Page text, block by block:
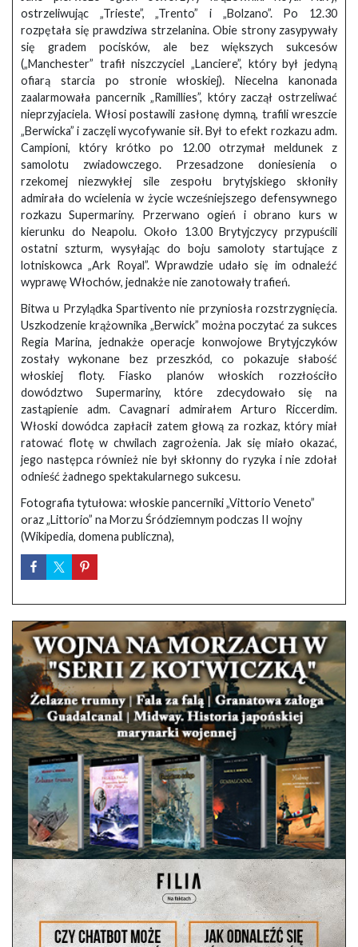
ostrzeliwując „Trieste”, „Trento” i „Bolzano”. Po 12.30
rozpętała się prawdziwa strzelanina. Obie strony zasypywały
się gradem pocisków, ale bez większych sukcesów
(„Manchester” trafił niszczyciel „Lanciere”, który był jedyną
ofiarą starcia po stronie włoskiej). Niecelna kanonada
zaalarmowała pancernik „Ramillies”, który zaczął ostrzeliwać
nieprzyjaciela. Włosi postawili zasłonę dymną, trafili wreszcie
„Berwicka” i zaczęli wycofywanie sił. Był to efekt rozkazu adm.
Campioni, który krótko po 12.00 otrzymał meldunek z
samolotu zwiadowczego. Przesadzone doniesienia o
rzekomej niezwykłej sile zespołu brytyjskiego skłoniły
admirała do wcielenia w życie wcześniejszego defensywnego
rozkazu Supermariny. Przerwano ogień i obrano kurs w
kierunku do Neapolu. Około 13.00 Brytyjczycy przypuścili
ostatni szturm, wysyłając do boju samoloty startujące z
lotniskowca „Ark Royal”. Wprawdzie udało się im odnaleźć
wyprawę Włochów, jednakże nie zanotowały trafień.
Bitwa u Przylądka Spartivento nie przyniosła rozstrzygnięcia.
Uszkodzenie krążownika „Berwick” można poczytać za sukces
Regia Marina, jednakże operacje konwojowe Brytyjczyków
zostały wykonane bez przeszkód, co pokazuje słabość
włoskiej floty. Fiasko planów włoskich rozzłościło
dowództwo Supermariny, które zdecydowało się na
zastąpienie adm. Cavagnari admirałem Arturo Riccerdim.
Włoski dowódca zapłacił zatem głową za rozkaz, który miał
ratować flotę w chwilach zagrożenia. Jak się miało okazać,
jego następca również nie był skłonny do ryzyka i nie zdołał
odnieść żadnego spektakularnego sukcesu.
Fotografia tytułowa: włoskie pancerniki „Vittorio Veneto”
oraz „Littorio” na Morzu Śródziemnym podczas II wojny
(Wikipedia, domena publiczna),